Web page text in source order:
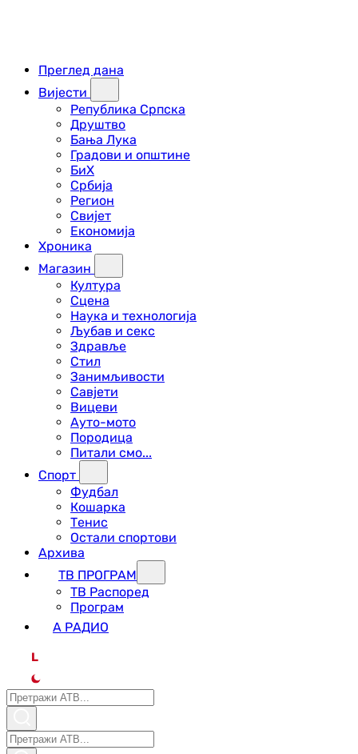
Преглед дана
Вијести
Република Српска
Друштво
Бања Лука
Градови и општине
БиХ
Србија
Регион
Свијет
Економија
Хроника
Магазин
Култура
Сцена
Наука и технологија
Љубав и секс
Здравље
Стил
Занимљивости
Савјети
Вицеви
Ауто-мото
Породица
Питали смо...
Спорт
Фудбал
Кошарка
Тенис
Остали спортови
Архива
ТВ ПРОГРАМ
ТВ Распоред
Програм
А РАДИО
L